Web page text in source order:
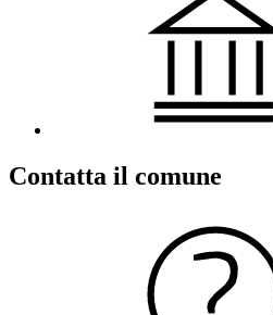
Contatta il comune